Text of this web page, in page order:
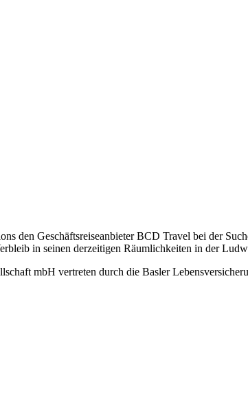
den Geschäftsreiseanbieter BCD Travel bei der
in seinen derzeitigen Räumlichkeiten in der
mbH vertreten durch die Basler